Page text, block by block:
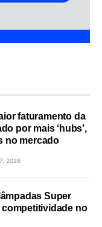
faturamento da
por mais ‘hubs’,
no mercado
2026
Super
no